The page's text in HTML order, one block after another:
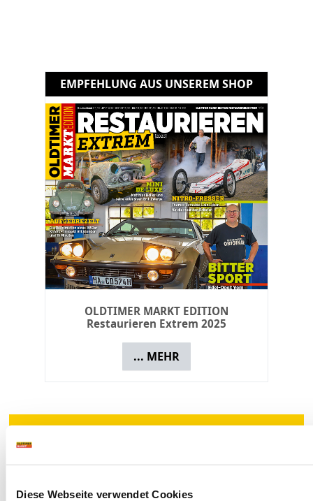
Diese Webseite verwendet Cookies
EMPFEHLUNG AUS UNSEREM SHOP
OLDTIMER MARKT EDITION
Restaurieren Extrem 2025
... MEHR